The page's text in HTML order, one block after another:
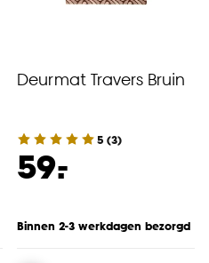
Deurmat Travers Bruin
5 (3)
59.
-
Binnen 2-3 werkdagen bezorgd